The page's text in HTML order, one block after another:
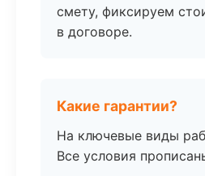
смету, фиксируем
в договоре.
Какие гарантии?
На ключевые виды
Все условия